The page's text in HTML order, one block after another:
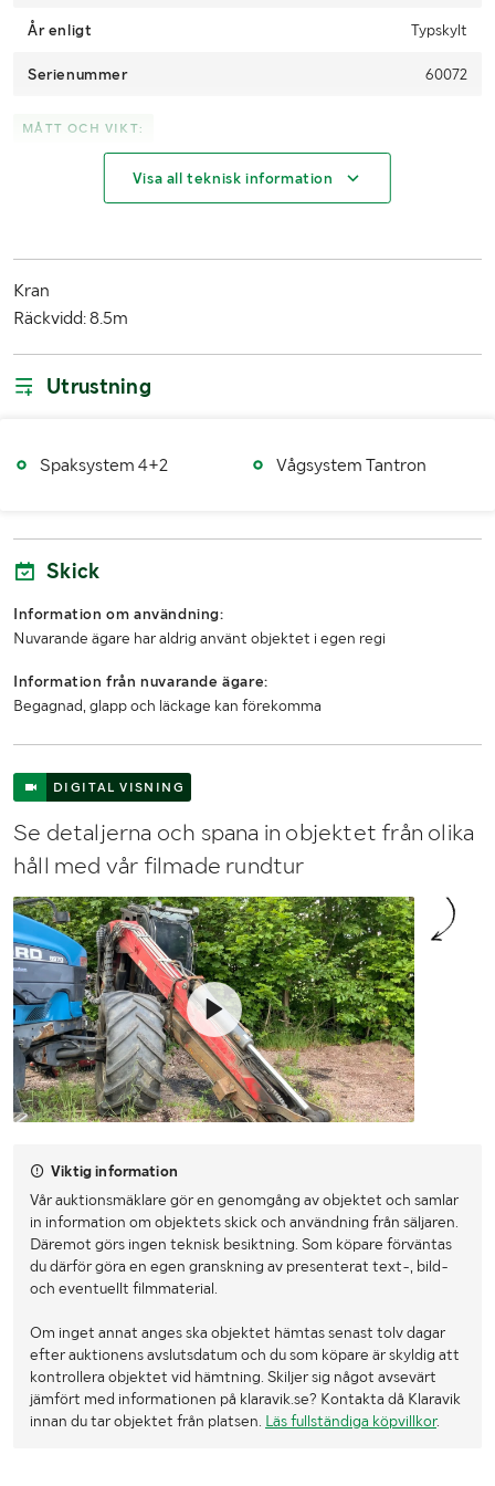
År enligt Typskylt
Serienummer 60072
MÅTT OCH VIKT:
TransportlängdVisa all teknisk information
Kran
Räckvidd: 8.5m
Utrustning
Spaksystem 4+2 Vågsystem Tantron
Skick
Information om användning:
Nuvarande ägare har aldrig använt objektet i egen regi
Information från nuvarande ägare:
Begagnad, glapp och läckage kan förekomma
DIGITAL VISNING
Se detaljerna och spana in objektet från olika
håll med vår filmade rundtur
Viktig information
Vår auktionsmäklare gör en genomgång av objektet och samlar
in information om objektets skick och användning från säljaren.
Däremot görs ingen teknisk besiktning. Som köpare förväntas
du därför göra en egen granskning av presenterat text-, bild-
och eventuellt filmmaterial.
Om inget annat anges ska objektet hämtas senast tolv dagar
efter auktionens avslutsdatum och du som köpare är skyldig att
kontrollera objektet vid hämtning. Skiljer sig något avsevärt
jämfört med informationen på klaravik.se? Kontakta då Klaravik
innan du tar objektet från platsen. Läs fullständiga köpvillkor.